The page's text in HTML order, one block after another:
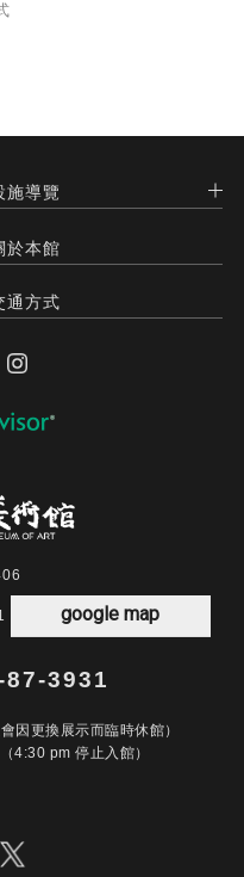
施導覽
於本館
通方式
google map
3931
因更換展示而臨時休館）
4:30 pm 停止入館）